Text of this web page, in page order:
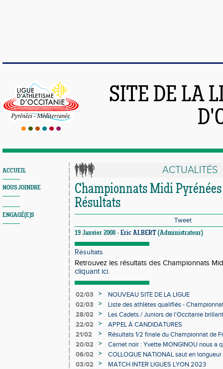
SITE DE LA
ACCUEIL
NOUS JOINDRE
ENGAGÉ(E)S
ACTUALITÉS
Championnats Midi
Résultats
Tweet
19 Janvier 2008 - Eric ALBERT (Administrateur)
Résultats
Retrouvez les résultats des Championnats
cliquant ici.
02/03 >
NOUVEAU SITE DE LA LIGUE
02/03
>
Liste des athlètes qualifiés -
Individuels en salle
28/02 >
Les Cadets / Juniors de l'Occitanie
22/02
>
APPEL À CANDIDATURES
21/02
>
Résultats 1/2 finale du Championnat de
20/02
>
Carnet noir : Yvette MONGINOU nous a
06/02
>
COLLOQUE NATIONAL saut en
03/02
>
MATCH INTER LIGUES LYON 2023